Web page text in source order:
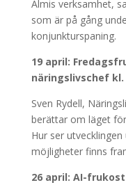
Almis verksamhet,
som är på gång
konjunkturspaning.
19 april:
näringslivschef kl.
Sven Rydell,
berättar om läget
Hur ser
möjligheter finns
26 april: AI-frukost